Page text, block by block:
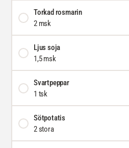
Torkad rosmarin
2 msk
Ljus soja
1,5 msk
Svartpeppar
1 tsk
Sötpotatis
2 stora